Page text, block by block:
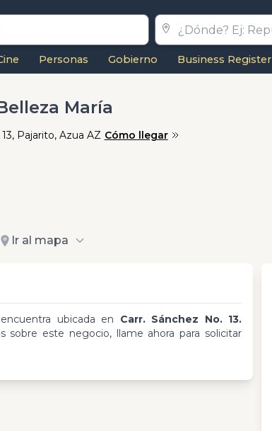
Personas Gobierno Business Register
María
Pajarito, Azua AZ Cómo llegar
Ir al mapa
ubicada en Carr. Sánchez No. 13.
sobre este negocio, llame ahora para solicitar